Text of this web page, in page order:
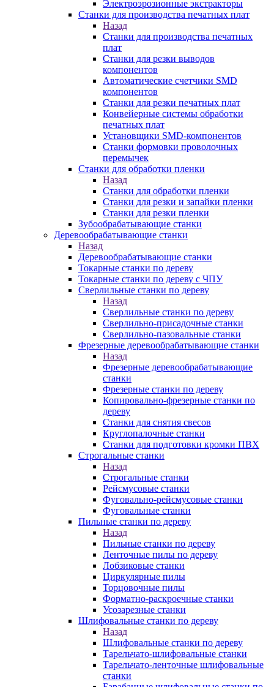
Электроэрозионные экстракторы
Станки для производства печатных плат
Назад
Станки для производства печатных
плат
Станки для резки выводов
компонентов
Автоматические счетчики SMD
компонентов
Станки для резки печатных плат
Конвейерные системы обработки
печатных плат
Установщики SMD-компонентов
Станки формовки проволочных
перемычек
Станки для обработки пленки
Назад
Станки для обработки пленки
Станки для резки и запайки пленки
Станки для резки пленки
Зубообрабатывающие станки
Деревообрабатывающие станки
Назад
Деревообрабатывающие станки
Токарные станки по дереву
Токарные станки по дереву с ЧПУ
Сверлильные станки по дереву
Назад
Сверлильные станки по дереву
Сверлильно-присадочные станки
Сверлильно-пазовальные станки
Фрезерные деревообрабатывающие станки
Назад
Фрезерные деревообрабатывающие
станки
Фрезерные станки по дереву
Копировально-фрезерные станки по
дереву
Станки для снятия свесов
Круглопалочные станки
Станки для подготовки кромки ПВХ
Строгальные станки
Назад
Строгальные станки
Рейсмусовые станки
Фуговально-рейсмусовые станки
Фуговальные станки
Пильные станки по дереву
Назад
Пильные станки по дереву
Ленточные пилы по дереву
Лобзиковые станки
Циркулярные пилы
Торцовочные пилы
Форматно-раскроечные станки
Усозарезные станки
Шлифовальные станки по дереву
Назад
Шлифовальные станки по дереву
Тарельчато-шлифовальные станки
Тарельчато-ленточные шлифовальные
станки